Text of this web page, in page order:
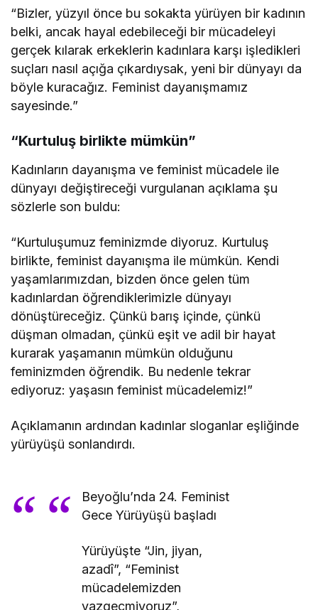
“Bizler, yüzyıl önce bu sokakta yürüyen bir kadının
belki, ancak hayal edebileceği bir mücadeleyi
gerçek kılarak erkeklerin kadınlara karşı işledikleri
suçları nasıl açığa çıkardıysak, yeni bir dünyayı da
böyle kuracağız. Feminist dayanışmamız
sayesinde.”
“Kurtuluş birlikte mümkün”
Kadınların dayanışma ve feminist mücadele ile
dünyayı değiştireceği vurgulanan açıklama şu
sözlerle son buldu:
“Kurtuluşumuz feminizmde diyoruz. Kurtuluş
birlikte, feminist dayanışma ile mümkün. Kendi
yaşamlarımızdan, bizden önce gelen tüm
kadınlardan öğrendiklerimizle dünyayı
dönüştüreceğiz. Çünkü barış içinde, çünkü
düşman olmadan, çünkü eşit ve adil bir hayat
kurarak yaşamanın mümkün olduğunu
feminizmden öğrendik. Bu nedenle tekrar
ediyoruz: yaşasın feminist mücadelemiz!”
Açıklamanın ardından kadınlar sloganlar eşliğinde
yürüyüşü sonlandırdı.
Beyoğlu’nda 24. Feminist
Gece Yürüyüşü başladı
Yürüyüşte “Jin, jiyan,
azadî”, “Feminist
mücadelemizden
vazgeçmiyoruz”,